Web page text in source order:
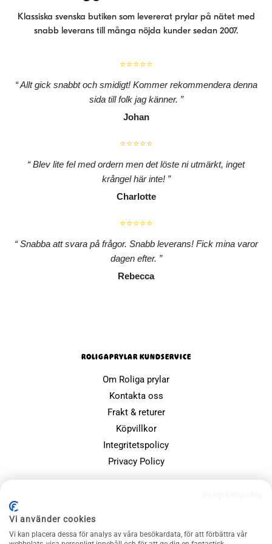
Klassiska svenska butiken som levererat prylar på nätet med
snabb leverans till många nöjda kunder sedan 2007.
⭐⭐⭐⭐⭐
Allt gick snabbt och smidigt! Kommer rekommendera denna
sida till folk jag känner.
Johan
⭐⭐⭐⭐⭐
Blev lite fel med ordern men det löste ni utmärkt, inget
krångel här inte!
Charlotte
⭐⭐⭐⭐⭐
Snabba att svara på frågor. Snabb leverans! Fick mina varor
dagen efter.
Rebecca
ROLIGAPRYLAR KUNDSERVICE
Om Roliga prylar
Kontakta oss
Frakt & returer
Köpvillkor
Integritetspolicy
Privacy Policy
Julklappsspelet
Vi använder cookies
Vi kan placera dessa för analys av våra besökardata, för att förbättra vår